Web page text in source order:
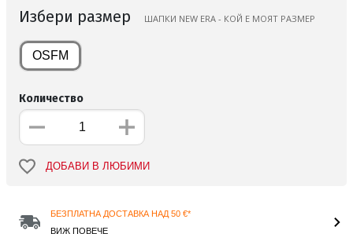
Избери размер ШАПКИ NEW ERA - КОЙ Е МОЯТ РАЗМЕР
OSFM
Количество
ДОБАВИ В ЛЮБИМИ
БЕЗПЛАТНА ДОСТАВКА НАД 50 €*
ВИЖ ПОВЕЧЕ